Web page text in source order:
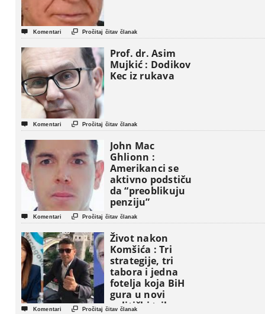
 Komentari  Pročitaj čitav članak
Prof. dr. Asim
Mujkić : Dodikov
Kec iz rukava
 Komentari  Pročitaj čitav članak
John Mac
Ghlionn :
Amerikanci se
aktivno podstiču
da “preoblikuju
penziju”
 Komentari  Pročitaj čitav članak
Život nakon
Komšića : Tri
strategije, tri
tabora i jedna
fotelja koja BiH
gura u novi
politički triler
 Komentari  Pročitaj čitav članak